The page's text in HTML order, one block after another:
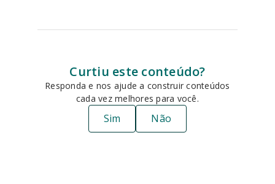
Curtiu este conteúdo?
Responda e nos ajude a construir conteúdos
cada vez melhores para você.
Sim Não